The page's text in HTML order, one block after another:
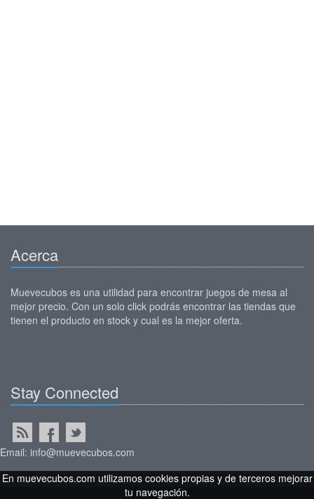
Acerca
Muevecubos es una utilidad para encontrar juegos de mesa al
mejor precio. Con un solo click podrás encontrar las tiendas que
tienen el producto en stock y cual es la mejor oferta.
Stay Connected
Email: info@muevecubos.com
En muevecubos.com utilizamos cookies propias y de terceros mejorar
tu navegación.